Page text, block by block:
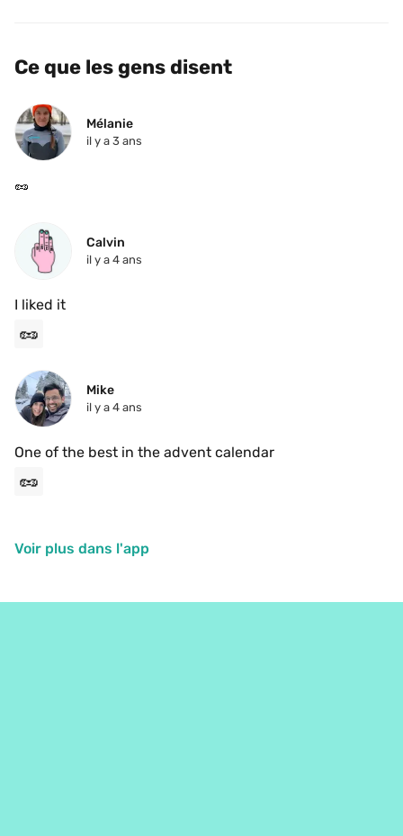
Ce que les gens disent
Mélanie
il y a 3 ans
Calvin
il y a 4 ans
I liked it
🥜
Mike
il y a 4 ans
One of the best in the advent calendar
🥜
Voir plus dans l'app